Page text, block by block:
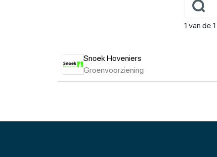
1 van de 1
Snoek Hoveniers
Groenvoorziening